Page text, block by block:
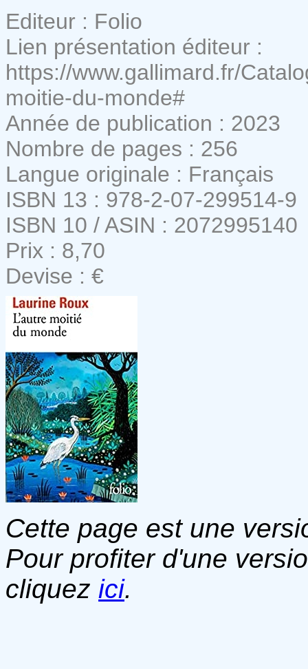
Editeur : Folio
Lien présentation éditeur :
https://www.gallimard.fr/
moitie-du-monde#
Année de publication : 2023
Nombre de pages : 256
Langue originale : Français
ISBN 13 : 978-2-07-299514-9
ISBN 10 / ASIN : 2072995140
Prix : 8,70
Devise : €
Cette page est une
Pour profiter d'une
cliquez ici.